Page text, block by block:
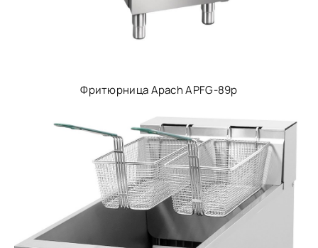
Фритюрница Apach APFG-89p